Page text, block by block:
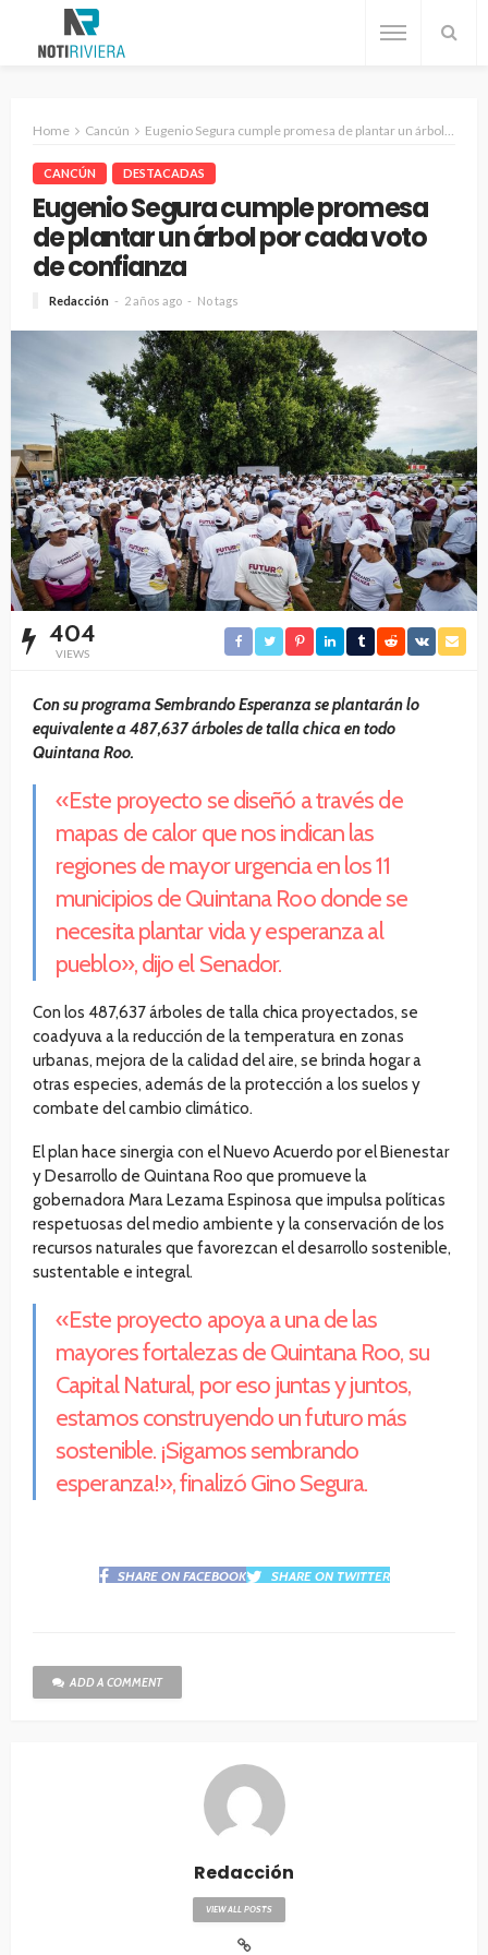
Home Cancún Eugenio Segura cumple promesa de plantar un árbol por cada voto de confianza
CANCÚN DESTACADAS
Eugenio Segura cumple promesa
de plantar un árbol por cada voto
de confianza
Redacción 2 años ago No tags
404
VIEWS
Con su programa Sembrando Esperanza se plantarán lo
equivalente a 487,637 árboles de talla chica en todo
Quintana Roo.
«Este proyecto se diseñó a través de
mapas de calor que nos indican las
regiones de mayor urgencia en los 11
municipios de Quintana Roo donde se
necesita plantar vida y esperanza al
pueblo», dijo el Senador.
Con los 487,637 árboles de talla chica proyectados, se
coadyuva a la reducción de la temperatura en zonas
urbanas, mejora de la calidad del aire, se brinda hogar a
otras especies, además de la protección a los suelos y
combate del cambio climático.
El plan hace sinergia con el Nuevo Acuerdo por el Bienestar
y Desarrollo de Quintana Roo que promueve la
gobernadora Mara Lezama Espinosa que impulsa políticas
respetuosas del medio ambiente y la conservación de los
recursos naturales que favorezcan el desarrollo sostenible,
sustentable e integral.
«Este proyecto apoya a una de las
mayores fortalezas de Quintana Roo, su
Capital Natural, por eso juntas y juntos,
estamos construyendo un futuro más
sostenible. ¡Sigamos sembrando
esperanza!», finalizó Gino Segura.
SHARE ON FACEBOOK SHARE ON TWITTER
ADD A COMMENT
Redacción
VIEW ALL POSTS